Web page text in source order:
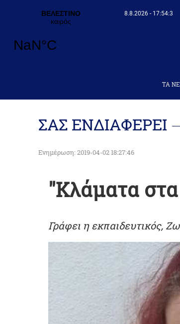
8.8.2026 - 17:54:4
ΤΑ
ΣΑΣ ΕΝΔΙΑΦΕΡΕΙ
Ενημέρωση: 2019-04-02 18:27:46
"Κλάματα
Γράφει η εκπαιδευτικός,